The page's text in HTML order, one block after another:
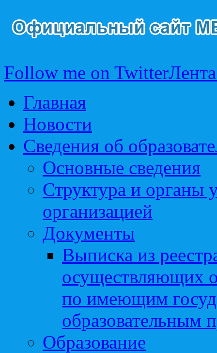
Follow me on Twitter
Главная
Новости
Сведения об
Основные сведения
Структура и органы
организацией
Документы
Выписка из
осуществляющих
по имеющим
образовательным
Образование